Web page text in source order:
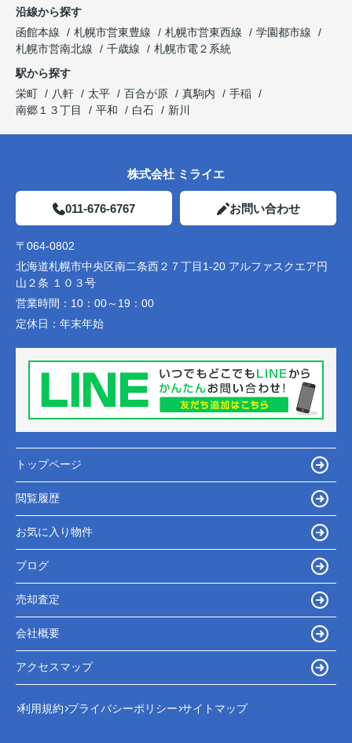
沿線から探す
函館本線
札幌市営東豊線 札幌市営東西線
学園都市線
札幌市営南北線
千歳線
札幌市電２系統
駅から探す
栄町
八軒 太平 百合が原 真駒内
手稲
南郷１３丁目
平和 白石 新川
株式会社 ミライエ
011-676-6767 お問い合わせ
〒064-0802
北海道札幌市中央区南二条西２７丁目1-20 アルファスクエア円
山２条 １０３号
営業時間： 10：00～19：00
定休日： 年末年始
トップページ
閲覧履歴
お気に入り物件
ブログ
売却査定
会社概要
アクセスマップ
利用規約 プライバシーポリシー サイトマップ